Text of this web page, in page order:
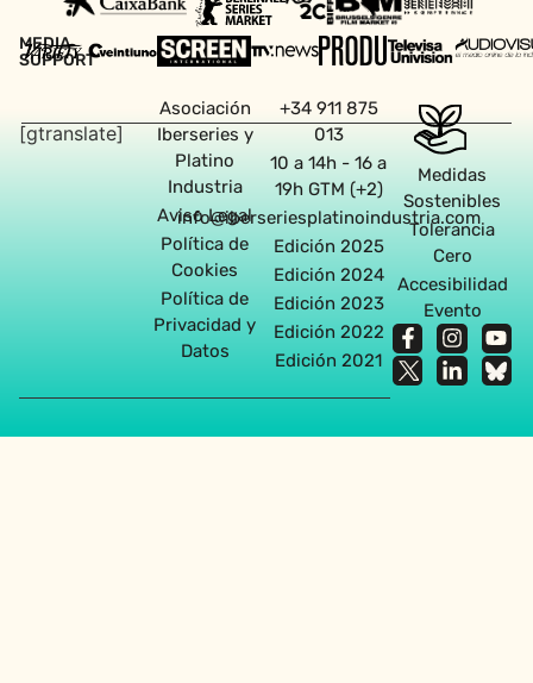
MEDIA
SUPPORT
[gtranslate]
Asociación
Iberseries y
Platino
Industria
Aviso Legal
Política de
Cookies
Política de
Privacidad y
Datos
+34 911 875
013
10 a 14h - 16 a
19h GTM (+2)
info@iberseriesplatinoindustria.com
Edición 2025
Edición 2024
Edición 2023
Edición 2022
Edición 2021
Medidas
Sostenibles
Tolerancia
Cero
Accesibilidad
Evento
Agencia diseño web en Sevilla